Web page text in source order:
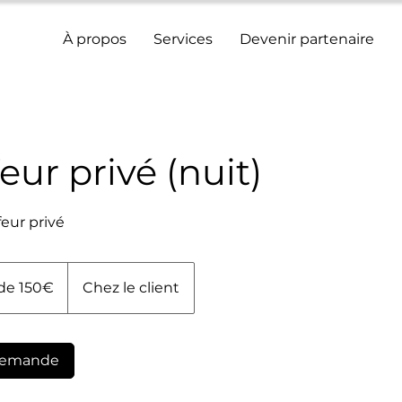
À propos Services Devenir partenaire
privé (nuit)
privé
150€ Chez le client